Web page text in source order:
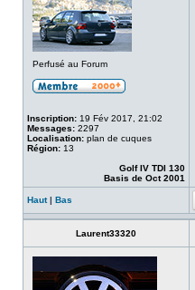
Perfusé au Forum
Inscription: 19 Fév 2017, 21:02
Messages: 2297
Localisation: plan de cuques
Région: 13
Golf IV TDI 130
Basis de Oct 2001
Haut| Bas
Laurent33320